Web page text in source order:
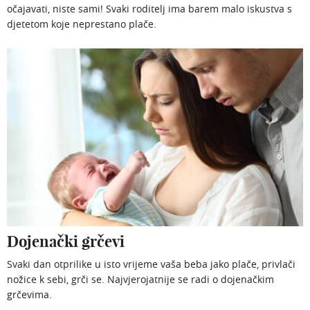
očajavati, niste sami! Svaki roditelj ima barem malo iskustva s
djetetom koje neprestano plače.
Dojenački grčevi
Svaki dan otprilike u isto vrijeme vaša beba jako plače, privlači
nožice k sebi, grči se. Najvjerojatnije se radi o dojenačkim
grčevima.